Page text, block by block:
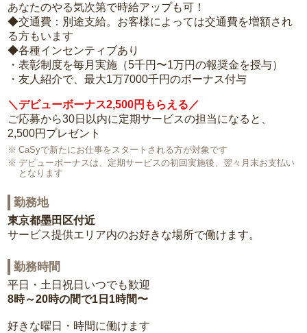
あなたのやる気次第で時給アップも可！
◆交通費：別途支給。お客様によっては交通費を増額され
る方もいます
◆各種インセンティブあり
・表彰制度を毎月実施（5千円〜1万円の報奨金を授与）
・友人紹介で、最大1万7000千円のボーナス付与
＼デビューボーナス2,500円もらえる／
ご応募から30日以内に定期サービスの担当になると、
2,500円プレゼント
CaSyで新たにお仕事をスタートされる方が対象です
デビューボーナスは、定期サービスの初回実施後、翌々月末お支払い
となります
勤務地
東京都墨田区付近
サービス提供エリア内のお好きな場所で働けます。
勤務時間
平日・土日祝日いつでも歓迎
8時～20時の間で1日1時間〜
好きな曜日・時間に働けます